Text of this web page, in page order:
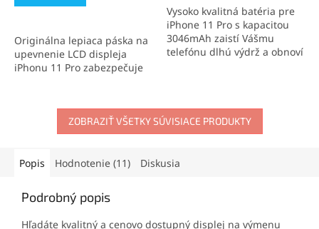
Originálna lepiaca páska na
upevnenie LCD displeja
iPhonu 11 Pro zabezpečuje
Ideálna na profesionálne
opravy aj domácu výmenu
hviezdičiek.
Vysoko kvalitná batéria pre
iPhone 11 Pro s kapacitou
3046mAh zaistí Vášmu
telefónu dlhú výdrž a obnoví
maximálnej kapacity.
ZOBRAZIŤ VŠETKY SÚVISIACE PRODUKTY
Popis Hodnotenie (11) Diskusia
Podrobný popis
Hľadáte kvalitný a cenovo dostupný displej na výmenu